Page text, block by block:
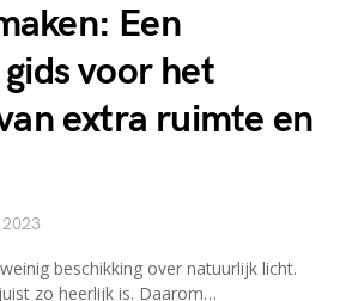
Een
voor het
extra ruimte en
beschikking over natuurlijk licht.
zo heerlijk is. Daarom…